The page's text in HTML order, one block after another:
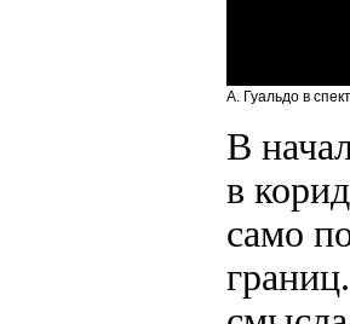
А. Гуальдо в
В
в
само